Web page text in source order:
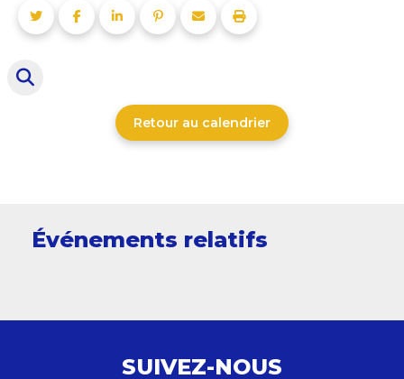
Retour au calendrier
Événements relatifs
SUIVEZ-NOUS